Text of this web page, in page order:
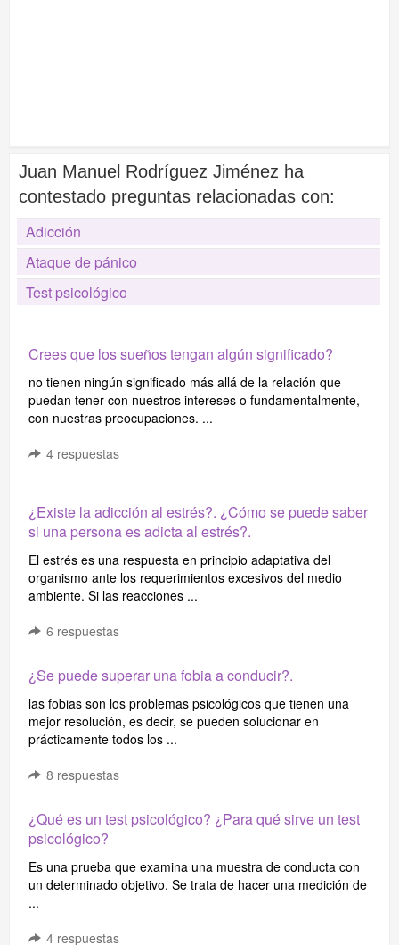
Juan Manuel Rodríguez Jiménez ha
contestado preguntas relacionadas con:
Adicción
Ataque de pánico
Test psicológico
Crees que los sueños tengan algún significado?
no tienen ningún significado más allá de la relación que
puedan tener con nuestros intereses o fundamentalmente,
con nuestras preocupaciones. ...
4 respuestas
¿Existe la adicción al estrés?. ¿Cómo se puede saber
si una persona es adicta al estrés?.
El estrés es una respuesta en principio adaptativa del
organismo ante los requerimientos excesivos del medio
ambiente. Si las reacciones ...
6 respuestas
¿Se puede superar una fobia a conducir?.
las fobias son los problemas psicológicos que tienen una
mejor resolución, es decir, se pueden solucionar en
prácticamente todos los ...
8 respuestas
¿Qué es un test psicológico? ¿Para qué sirve un test
psicológico?
Es una prueba que examina una muestra de conducta con
un determinado objetivo. Se trata de hacer una medición de
...
4 respuestas